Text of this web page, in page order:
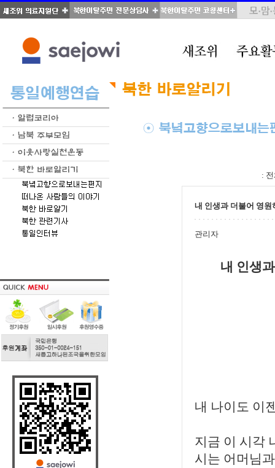
:
내 인생과 더불어 영원
관리자
내 인생
내 나이도 이
지금 이 시각
시는 어머님